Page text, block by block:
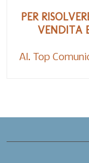
PER
VENDITA
Al. Top